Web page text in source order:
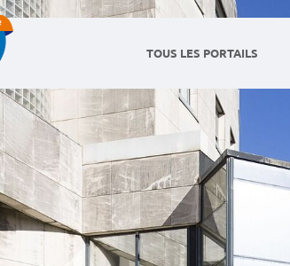
TOUS LES PORTAILS